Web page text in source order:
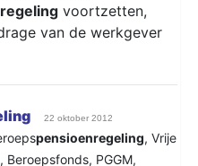
voortzetten,
van de werkgever
22 oktober 2012
pensioenregeling, Vrije
, Beroepsfonds, PGGM,